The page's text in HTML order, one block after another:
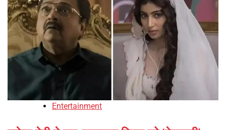
Entertainment